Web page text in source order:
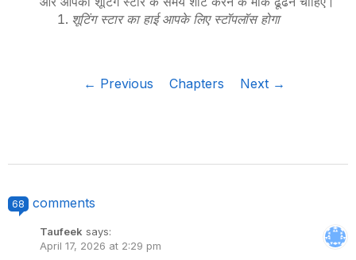
शूटिंग स्टार का हाई आपके लिए स्टॉपलॉस होगा
← Previous Chapters Next →
68 comments
Taufeek says:
April 17, 2026 at 2:29 pm